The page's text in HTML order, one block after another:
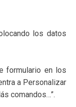
los datos
formulario en los
a Personalizar
comandos…”.